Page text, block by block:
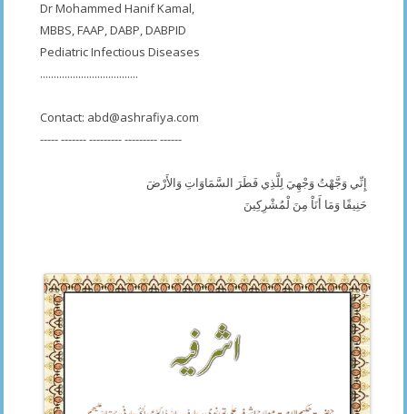
Dr Mohammed Hanif Kamal,
MBBS, FAAP, DABP, DABPID
Pediatric Infectious Diseases
....................................
Contact: abd@ashrafiya.com
----- ------- --------- --------- ------
إِنِّي وَجَّهْتُ وَجْهِيَ لِلَّذِي فَطَرَ السَّمَاوَاتِ وَالأَرْضَ
حَنِيفًا وَمَا أَنَاْ مِنَ لْمُشْرِكِينَ